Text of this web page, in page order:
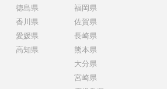
徳島県
香川県
愛媛県
高知県
福岡県
佐賀県
長崎県
熊本県
大分県
宮崎県